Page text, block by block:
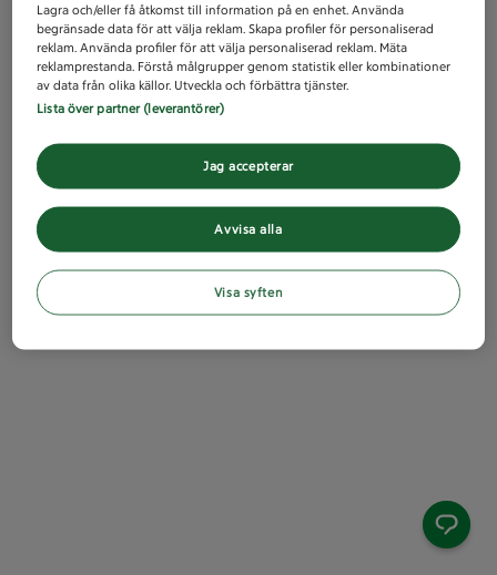
Lagra och/eller få åtkomst till information på en enhet. Använda
begränsade data för att välja reklam. Skapa profiler för personaliserad
reklam. Använda profiler för att välja personaliserad reklam. Mäta
reklamprestanda. Förstå målgrupper genom statistik eller kombinationer
av data från olika källor. Utveckla och förbättra tjänster.
Lista över partner (leverantörer)
Avvisa alla
Jag accepterar
Visa syften